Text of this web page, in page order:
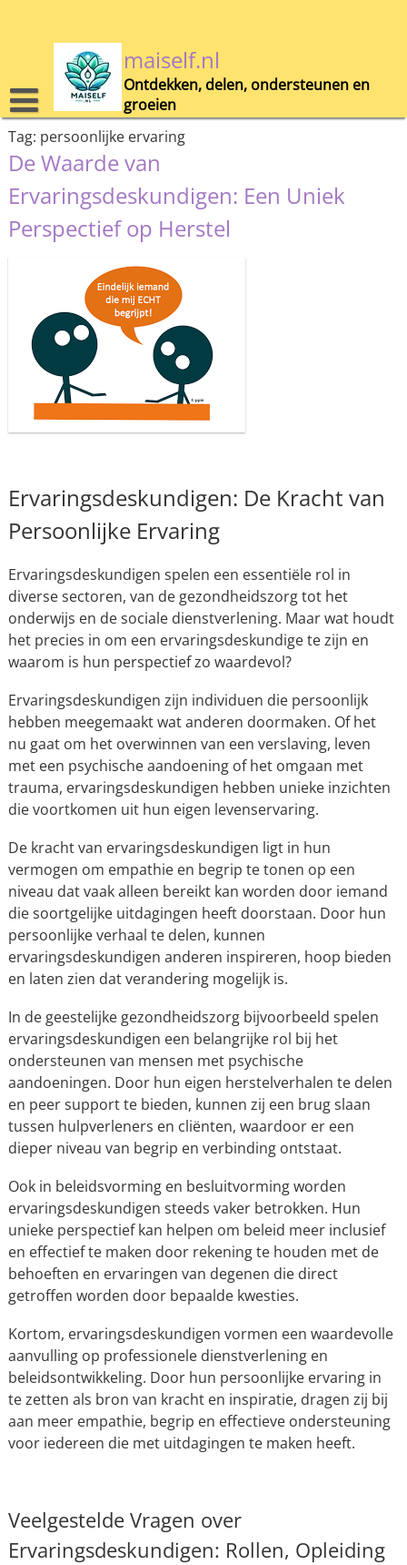
maiself.nl
Ontdekken, delen, ondersteunen en
groeien
Tag: persoonlijke ervaring
De Waarde van
Ervaringsdeskundigen: Een Uniek
Perspectief op Herstel
Ervaringsdeskundigen: De Kracht van
Persoonlijke Ervaring
Ervaringsdeskundigen spelen een essentiële rol in
diverse sectoren, van de gezondheidszorg tot het
onderwijs en de sociale dienstverlening. Maar wat houdt
het precies in om een ervaringsdeskundige te zijn en
waarom is hun perspectief zo waardevol?
Ervaringsdeskundigen zijn individuen die persoonlijk
hebben meegemaakt wat anderen doormaken. Of het
nu gaat om het overwinnen van een verslaving, leven
met een psychische aandoening of het omgaan met
trauma, ervaringsdeskundigen hebben unieke inzichten
die voortkomen uit hun eigen levenservaring.
De kracht van ervaringsdeskundigen ligt in hun
vermogen om empathie en begrip te tonen op een
niveau dat vaak alleen bereikt kan worden door iemand
die soortgelijke uitdagingen heeft doorstaan. Door hun
persoonlijke verhaal te delen, kunnen
ervaringsdeskundigen anderen inspireren, hoop bieden
en laten zien dat verandering mogelijk is.
In de geestelijke gezondheidszorg bijvoorbeeld spelen
ervaringsdeskundigen een belangrijke rol bij het
ondersteunen van mensen met psychische
aandoeningen. Door hun eigen herstelverhalen te delen
en peer support te bieden, kunnen zij een brug slaan
tussen hulpverleners en cliënten, waardoor er een
dieper niveau van begrip en verbinding ontstaat.
Ook in beleidsvorming en besluitvorming worden
ervaringsdeskundigen steeds vaker betrokken. Hun
unieke perspectief kan helpen om beleid meer inclusief
en effectief te maken door rekening te houden met de
behoeften en ervaringen van degenen die direct
getroffen worden door bepaalde kwesties.
Kortom, ervaringsdeskundigen vormen een waardevolle
aanvulling op professionele dienstverlening en
beleidsontwikkeling. Door hun persoonlijke ervaring in
te zetten als bron van kracht en inspiratie, dragen zij bij
aan meer empathie, begrip en effectieve ondersteuning
voor iedereen die met uitdagingen te maken heeft.
Veelgestelde Vragen over
Ervaringsdeskundigen: Rollen, Opleiding